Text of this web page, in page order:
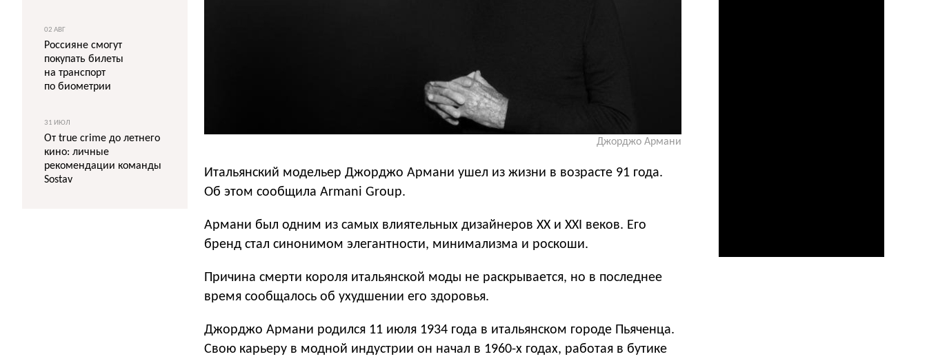
Джорджо Армани
Итальянский модельер Джорджо Армани ушел из жизни в возрасте 91 года.
Об этом сообщила Armani Group.
Армани был одним из самых влиятельных дизайнеров XX и XXI веков. Его
бренд стал синонимом элегантности, минимализма и роскоши.
Причина смерти короля итальянской моды не раскрывается, но в последнее
время сообщалось об ухудшении его здоровья.
Джорджо Армани родился 11 июля 1934 года в итальянском городе Пьяченца.
Свою карьеру в модной индустрии он начал в 1960-х годах, работая в бутике
02 АВГ
Россияне смогут
покупать билеты
на транспорт
по биометрии
31 ИЮЛ
От true crime до летнего
кино: личные
рекомендации команды
Sostav